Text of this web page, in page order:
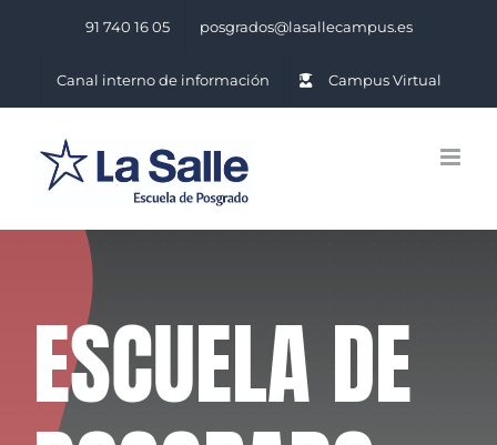
91 740 16 05 posgrados@lasallecampus.es
Canal interno de información Campus Virtual
ESCUELA DE